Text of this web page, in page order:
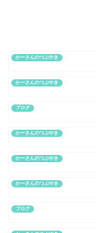
かーさんのつぶやき
かーさんのつぶやき
ブログ
かーさんのつぶやき
かーさんのつぶやき
かーさんのつぶやき
ブログ